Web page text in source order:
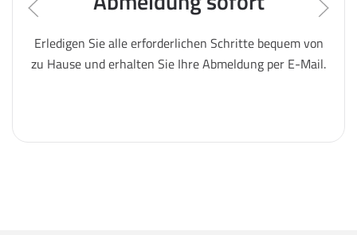
Erledigen Sie alle erforderlichen Schritte bequem von
zu Hause und erhalten Sie Ihre Abmeldung per E-Mail.